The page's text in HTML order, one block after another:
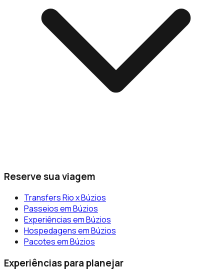
Reserve sua viagem
Transfers Rio x Búzios
Passeios em Búzios
Experiências em Búzios
Hospedagens em Búzios
Pacotes em Búzios
Experiências para planejar